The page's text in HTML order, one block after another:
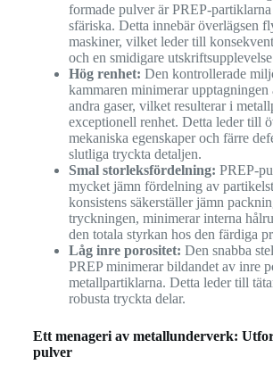
formade pulver är PREP-
sfäriska. Detta innebär överlägsen
maskiner, vilket leder till
och en smidigare
Hög renhet: Den kontrollerade
kammaren minimerar upptagningen
andra gaser, vilket resulterar i
exceptionell renhet. Detta leder till
mekaniska egenskaper och färre
slutliga tryckta detaljen.
Smal storleksfördelning: PREP-
mycket jämn fördelning av
konsistens säkerställer jämn
tryckningen, minimerar interna
den totala styrkan hos den färdiga
Låg inre porositet: Den snabba
PREP minimerar bildandet av inre
metallpartiklarna. Detta leder till
robusta tryckta delar.
Ett menageri av metallunderverk:
pulver